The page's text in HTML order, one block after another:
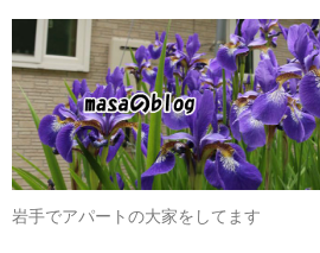
岩手でアパートの大家をしてます